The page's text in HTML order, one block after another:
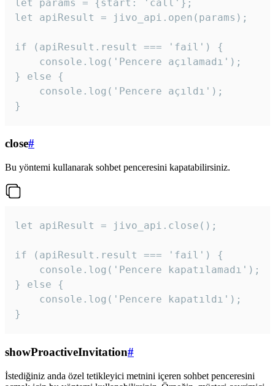
let params = {start: 'call'};
let apiResult = jivo_api.open(params);
if (apiResult.result === 'fail') {
    console.log('Pencere açılamadı');
} else {
    console.log('Pencere açıldı');
}
close#
Bu yöntemi kullanarak sohbet penceresini kapatabilirsiniz.
let apiResult = jivo_api.close();
if (apiResult.result === 'fail') {
    console.log('Pencere kapatılamadı');
} else {
    console.log('Pencere kapatıldı');
}
showProactiveInvitation#
İstediğiniz anda özel tetikleyici metnini içeren sohbet penceresini